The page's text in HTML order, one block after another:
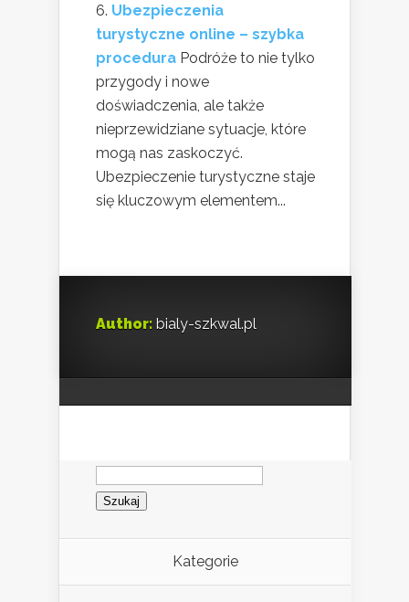
Ubezpieczenia
turystyczne online – szybka
procedura Podróże to nie tylko
przygody i nowe
doświadczenia, ale także
nieprzewidziane sytuacje, które
mogą nas zaskoczyć.
Ubezpieczenie turystyczne staje
się kluczowym elementem...
Author: bialy-szkwal.pl
Szukaj:
Kategorie